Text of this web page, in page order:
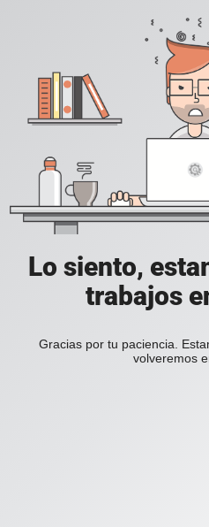
Lo siento,
trabajos
Gracias por tu paciencia.
volveremos